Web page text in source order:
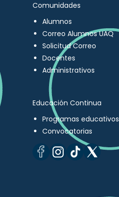
Comunidades
Alumnos
Correo Alumnos UAQ
Solicitud Correo
Docentes
Administrativos
Educación Continua
Programas educativos
Convocatorias